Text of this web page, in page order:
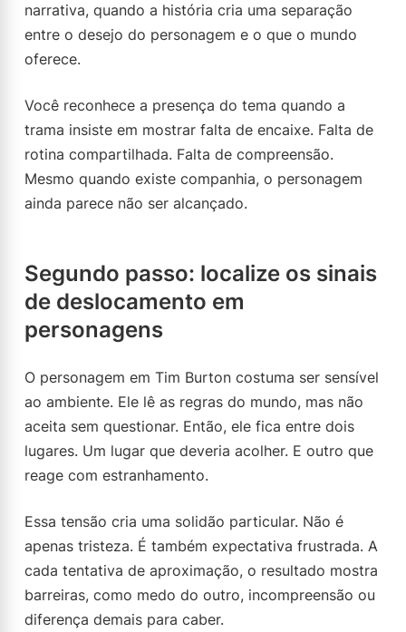
narrativa, quando a história cria uma separação
entre o desejo do personagem e o que o mundo
oferece.
Você reconhece a presença do tema quando a
trama insiste em mostrar falta de encaixe. Falta de
rotina compartilhada. Falta de compreensão.
Mesmo quando existe companhia, o personagem
ainda parece não ser alcançado.
Segundo passo: localize os sinais
de deslocamento em
personagens
O personagem em Tim Burton costuma ser sensível
ao ambiente. Ele lê as regras do mundo, mas não
aceita sem questionar. Então, ele fica entre dois
lugares. Um lugar que deveria acolher. E outro que
reage com estranhamento.
Essa tensão cria uma solidão particular. Não é
apenas tristeza. É também expectativa frustrada. A
cada tentativa de aproximação, o resultado mostra
barreiras, como medo do outro, incompreensão ou
diferença demais para caber.